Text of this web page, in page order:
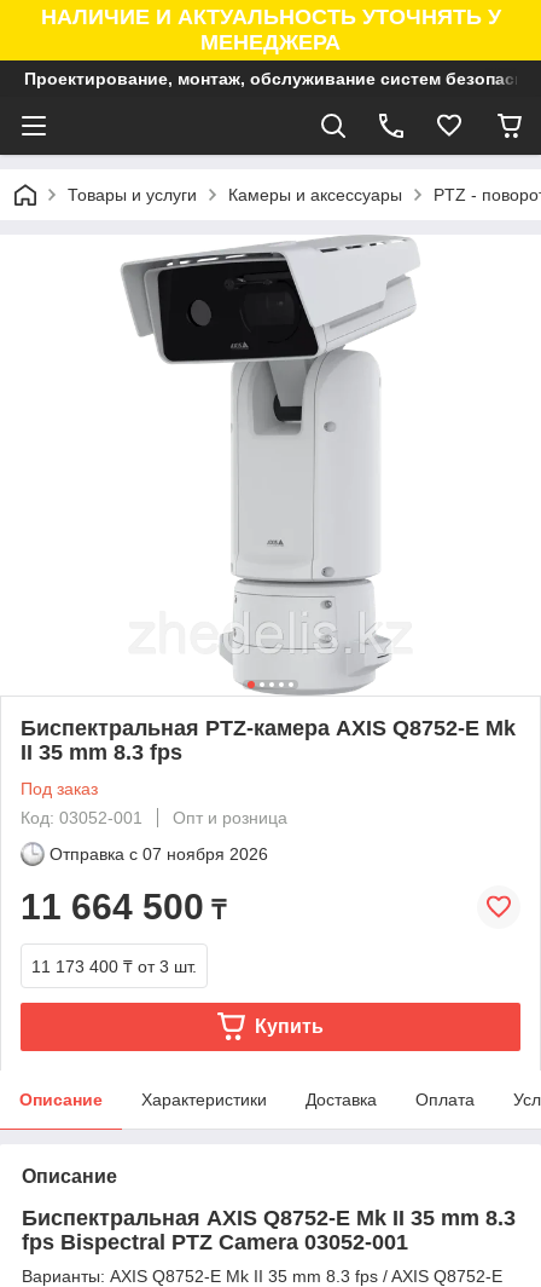
НАЛИЧИЕ И АКТУАЛЬНОСТЬ УТОЧНЯТЬ У
МЕНЕДЖЕРА
Проектирование, монтаж, обслуживание систем
Товары и услуги Камеры и аксессуары PTZ -
Биспектральная PTZ-камера AXIS Q8752-E Mk
II 35 mm 8.3 fps
Под заказ
Код: 03052-001
Опт и розница
Отправка с 07 ноября 2026
11 664 500 ₸
11 173 400 ₸ от 3 шт.
Купить
Описание Характеристики Доставка Оплата
Описание
Биспектральная AXIS Q8752-E Mk II 35 mm 8.3
fps Bispectral PTZ Camera 03052-001
Варианты: AXIS Q8752-E Mk II 35 mm 8.3 fps / AXIS Q8752-E